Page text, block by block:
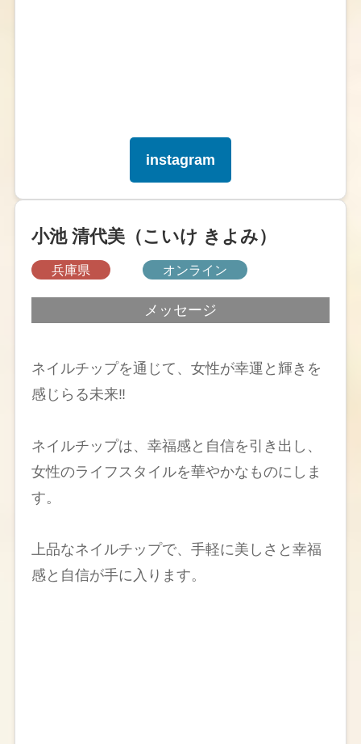
instagram
小池 清代美（こいけ きよみ）
兵庫県 オンライン
メッセージ
ネイルチップを通じて、女性が幸運と輝きを
感じらる未来‼️
ネイルチップは、幸福感と自信を引き出し、
女性のライフスタイルを華やかなものにしま
す。
上品なネイルチップで、手軽に美しさと幸福
感と自信が手に入ります。